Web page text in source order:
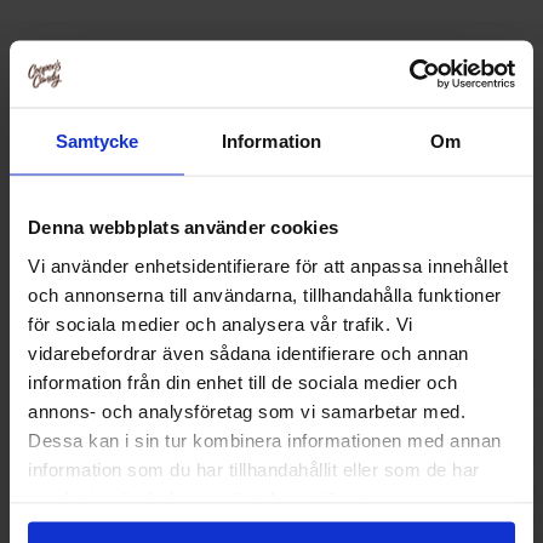
Samtycke Information Om
Denna webbplats använder cookies
Vi använder enhetsidentifierare för att anpassa innehållet
och annonserna till användarna, tillhandahålla funktioner
för sociala medier och analysera vår trafik. Vi
vidarebefordrar även sådana identifierare och annan
information från din enhet till de sociala medier och
annons- och analysföretag som vi samarbetar med.
Dessa kan i sin tur kombinera informationen med annan
information som du har tillhandahållit eller som de har
Relaterade produkter